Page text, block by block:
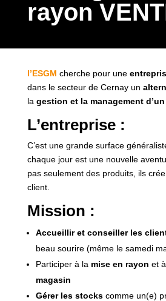
rayon
l’ESGM cherche pour une
dans le secteur de Cernay un
la gestion et la management
L’entreprise :
C’est une grande surface
chaque jour est une nouvelle
pas seulement des produits, ils
client.
Mission :
Accueillir et conseiller les
beau sourire (même le samedi
Participer à la mise en rayon et à
magasin
Gérer les stocks comme un(e)